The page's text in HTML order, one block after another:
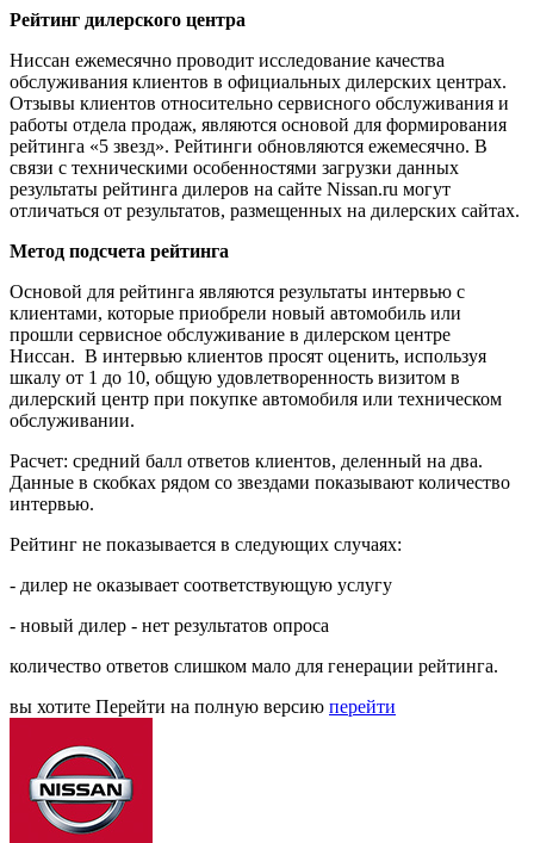
Рейтинг дилерского центра
Ниссан ежемесячно проводит исследование качества
обслуживания клиентов в официальных дилерских центрах.
Отзывы клиентов относительно сервисного обслуживания и
работы отдела продаж, являются основой для формирования
рейтинга «5 звезд». Рейтинги обновляются ежемесячно. В
связи с техническими особенностями загрузки данных
результаты рейтинга дилеров на сайте Nissan.ru могут
отличаться от результатов, размещенных на дилерских сайтах.
Метод подсчета рейтинга
Основой для рейтинга являются результаты интервью с
клиентами, которые приобрели новый автомобиль или
прошли сервисное обслуживание в дилерском центре
Ниссан. В интервью клиентов просят оценить, используя
шкалу от 1 до 10, общую удовлетворенность визитом в
дилерский центр при покупке автомобиля или техническом
обслуживании.
Расчет: средний балл ответов клиентов, деленный на два.
Данные в скобках рядом со звездами показывают количество
интервью.
Рейтинг не показывается в следующих случаях:
- дилер не оказывает соответствующую услугу
- новый дилер - нет результатов опроса
количество ответов слишком мало для генерации рейтинга.
вы хотите Перейти на полную версию перейти